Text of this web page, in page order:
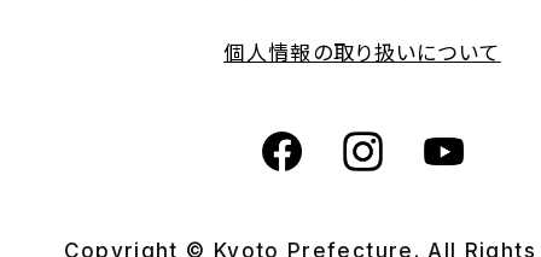
個人情報の取り扱いについて
Copyright © Kyoto Prefecture. All Rights